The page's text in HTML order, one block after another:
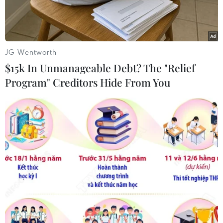
sống.
Các cuộc đấu giá gia súc tại chợ Die Ark Veilings diễn ra vào
các ngày Thứ Bảy hằng tuần và được điều hành bởi những
người đấu giá chuyên nghiệp. (Ảnh: Hồng Minh/TTXVN)
Mỗi buổi sáng cuối tuần, tại chợ đấu giá gia súc,
JG Wentworth
$15k In Unmanageable Debt? The "Relief
Program" Creditors Hide From You